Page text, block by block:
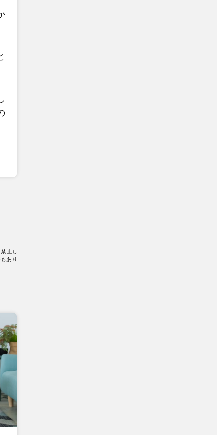
止し
あり